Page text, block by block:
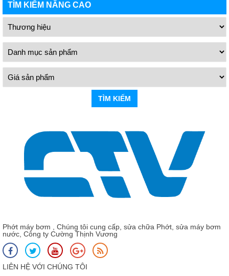
TÌM KIẾM NÂNG CAO
TÌM KIẾM
Phớt máy bơm , Chúng tôi cung cấp, sửa chữa Phớt, sửa máy bơm
nước, Công ty Cường Thịnh Vương
LIÊN HỆ VỚI CHÚNG TÔI